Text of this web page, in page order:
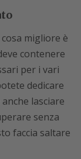
migliore è
contenere
per i vari
dedicare
lasciare
senza
faccia saltare